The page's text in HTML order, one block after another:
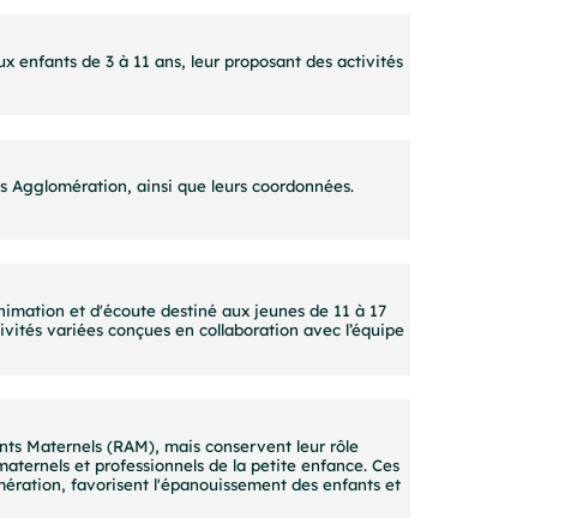
enfants de 3 à 11 ans, leur proposant des activités
Agglomération, ainsi que leurs coordonnées.
et d'écoute destiné aux jeunes de 11 à 17
variées conçues en collaboration avec l’équipe
Maternels (RAM), mais conservent leur rôle
et professionnels de la petite enfance. Ces
favorisent l'épanouissement des enfants et